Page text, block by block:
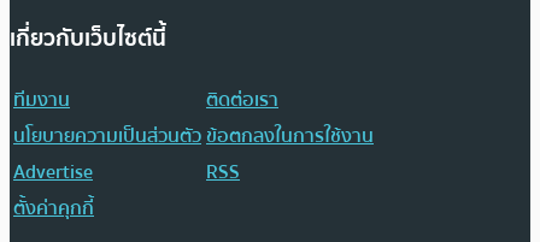
เกี่ยวกับเว็บไซต์นี้
ทีมงาน
ติดต่อเรา
นโยบายความเป็นส่วนตัวข้อตกลงในการใช้งาน
Advertise
RSS
ตั้งค่าคุกกี้